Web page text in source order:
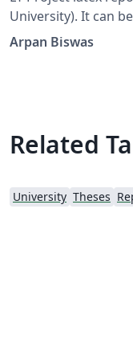
University). It can be
to use and modify
Arpan Biswas
Related
University Theses